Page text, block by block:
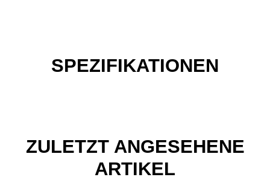
SPEZIFIKATIONEN
ZULETZT ANGESEHENE
ARTIKEL